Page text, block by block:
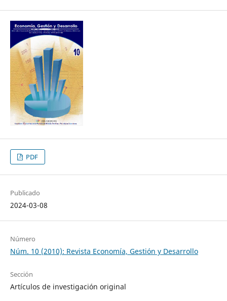
PDF
Publicado
2024-03-08
Número
Núm. 10 (2010): Revista Economía, Gestión y Desarrollo
Sección
Artículos de investigación original